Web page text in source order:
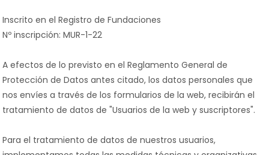
Inscrito en el Registro de Fundaciones
Nº inscripción: MUR-1-22
A efectos de lo previsto en el Reglamento General de
Protección de Datos antes citado, los datos personales que
nos envíes a través de los formularios de la web, recibirán el
tratamiento de datos de "Usuarios de la web y suscriptores".
Para el tratamiento de datos de nuestros usuarios,